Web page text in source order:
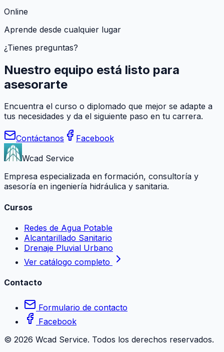
Online
Aprende desde cualquier lugar
¿Tienes preguntas?
Nuestro equipo está listo para
asesorarte
Encuentra el curso o diplomado que mejor se adapte a
tus necesidades y da el siguiente paso en tu carrera.
Contáctanos
Facebook
Wcad Service
Empresa especializada en formación, consultoría y
asesoría en ingeniería hidráulica y sanitaria.
Cursos
Redes de Agua Potable
Alcantarillado Sanitario
Drenaje Pluvial Urbano
Ver catálogo completo
Contacto
Formulario de contacto
Facebook
© 2026 Wcad Service. Todos los derechos reservados.